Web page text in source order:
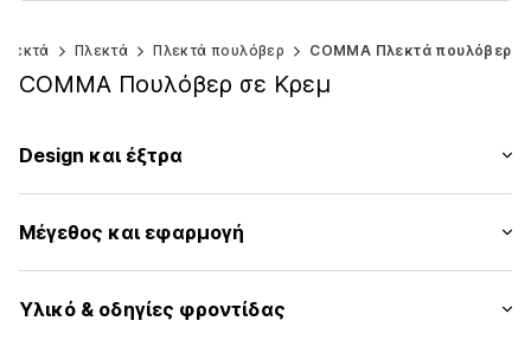
Πλεκτά Πλεκτά πουλόβερ COMMA Πλεκτά πουλόβερ
COMMA Πουλόβερ σε Κρεμ
Design και έξτρα
Πλεκτά
Λαιμόκοψη V
Με στρας
Ευκολοφόρετα
Μέγεθος και εφαρμογή
Μήκος: Μήκος κανονικό
Υλικό & οδηγίες φροντίδας